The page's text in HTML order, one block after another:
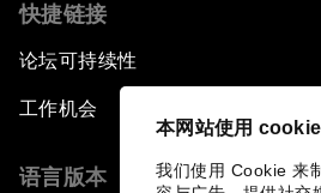
本网站使用 cookie
我们使用 Cookie 来
快捷链接
论坛可持续性
工作机会
语言版本